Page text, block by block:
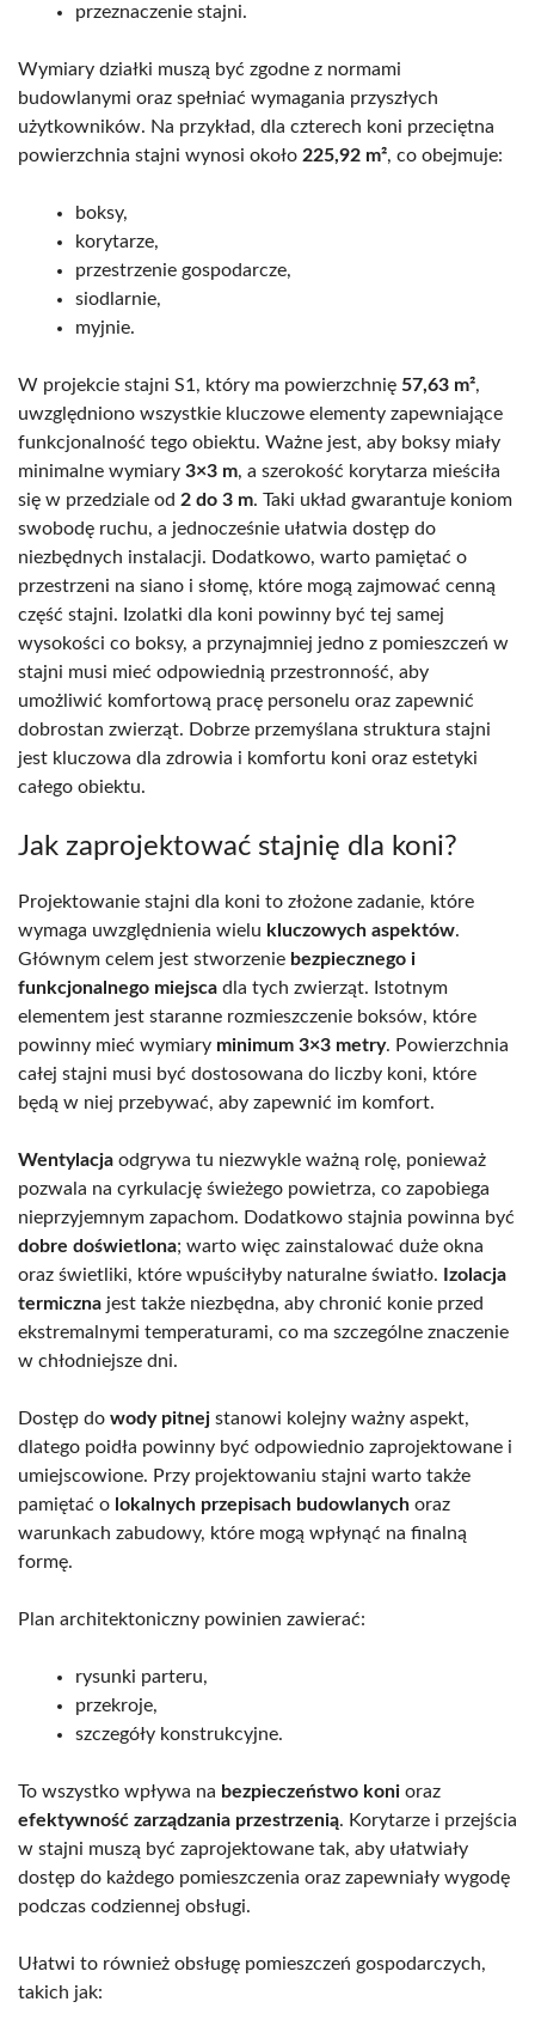
przeznaczenie stajni.
Wymiary działki muszą być zgodne z normami
budowlanymi oraz spełniać wymagania przyszłych
użytkowników. Na przykład, dla czterech koni przeciętna
powierzchnia stajni wynosi około 225,92 m², co obejmuje:
boksy,
korytarze,
przestrzenie gospodarcze,
siodlarnie,
myjnie.
W projekcie stajni S1, który ma powierzchnię 57,63 m²,
uwzględniono wszystkie kluczowe elementy zapewniające
funkcjonalność tego obiektu. Ważne jest, aby boksy miały
minimalne wymiary 3×3 m, a szerokość korytarza mieściła
się w przedziale od 2 do 3 m. Taki układ gwarantuje koniom
swobodę ruchu, a jednocześnie ułatwia dostęp do
niezbędnych instalacji. Dodatkowo, warto pamiętać o
przestrzeni na siano i słomę, które mogą zajmować cenną
część stajni. Izolatki dla koni powinny być tej samej
wysokości co boksy, a przynajmniej jedno z pomieszczeń w
stajni musi mieć odpowiednią przestronność, aby
umożliwić komfortową pracę personelu oraz zapewnić
dobrostan zwierząt. Dobrze przemyślana struktura stajni
jest kluczowa dla zdrowia i komfortu koni oraz estetyki
całego obiektu.
Jak zaprojektować stajnię dla koni?
Projektowanie stajni dla koni to złożone zadanie, które
wymaga uwzględnienia wielu kluczowych aspektów.
Głównym celem jest stworzenie bezpiecznego i
funkcjonalnego miejsca dla tych zwierząt. Istotnym
elementem jest staranne rozmieszczenie boksów, które
powinny mieć wymiary minimum 3×3 metry. Powierzchnia
całej stajni musi być dostosowana do liczby koni, które
będą w niej przebywać, aby zapewnić im komfort.
Wentylacja odgrywa tu niezwykle ważną rolę, ponieważ
pozwala na cyrkulację świeżego powietrza, co zapobiega
nieprzyjemnym zapachom. Dodatkowo stajnia powinna być
dobre doświetlona; warto więc zainstalować duże okna
oraz świetliki, które wpuściłyby naturalne światło.
Izolacja
termiczna jest także niezbędna, aby chronić konie przed
ekstremalnymi temperaturami, co ma szczególne znaczenie
w chłodniejsze dni.
Dostęp do wody pitnej stanowi kolejny ważny aspekt,
dlatego poidła powinny być odpowiednio zaprojektowane i
umiejscowione. Przy projektowaniu stajni warto także
pamiętać o lokalnych przepisach budowlanych oraz
warunkach zabudowy, które mogą wpłynąć na finalną
formę.
Plan architektoniczny powinien zawierać:
rysunki parteru,
przekroje,
szczegóły konstrukcyjne.
To wszystko wpływa na bezpieczeństwo koni oraz
efektywność zarządzania przestrzenią. Korytarze i przejścia
w stajni muszą być zaprojektowane tak, aby ułatwiały
dostęp do każdego pomieszczenia oraz zapewniały wygodę
podczas codziennej obsługi.
Ułatwi to również obsługę pomieszczeń gospodarczych,
takich jak: